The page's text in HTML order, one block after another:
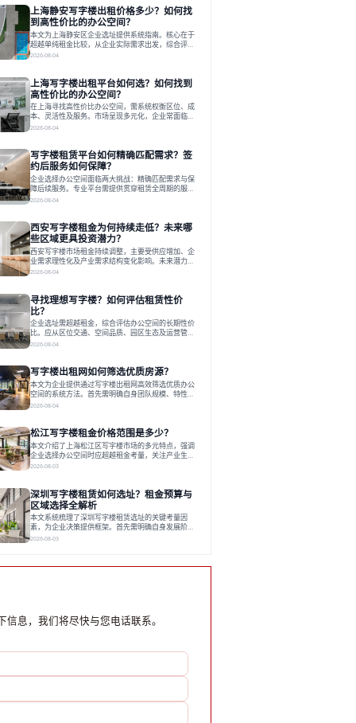
上海静安写字楼出租价格多少？如何找
到高性价比的办公空间？
本文为上海静安区企业选址提供系统指南。核心在于
超越单纯租金比较，从企业实际需求出发，综合评估
交通、硬件、空间弹性、配套服务及产业生态等多维
升性价比，并通过不同规模企业的实际案例加以说
明。之后指出，专业运营服务商提供的稳定环境、社
群活动与产业集聚等增值服务，是很大化空间价值、
助力企业成长的关键。对于许多在
2026-08-04
上海写字楼出租平台如何选？如何找到
高性价比的办公空间？
在上海寻找高性价比办公空间，需系统权衡区位、成
本、灵活性及服务。市场呈现多元化，企业常面临租
赁流程复杂、隐性成本高等挑战。选择平台时，应评
区、灵活产品和丰富配套，满足不同企业需求。企业
应明确自身需求，实地考察，选择能支持长期发展、
提升竞争力的办公空间。在上海寻找合适的办公空
间，对于企业行政负责人、中小企业主
2026-08-04
写字楼租赁平台如何精确匹配需求？签
约后服务如何保障？
企业选择办公空间面临两大挑战：精确匹配需求与保
障后续服务。专业平台需提供贯穿租赁全周期的服
务，将企业从非核心事务中解放。精确匹配需结合企
的全周期保障体系。德必集团通过标准化服务与个性
化运营结合，以全国布局和产业生态圈为企业提供稳
定支持，体现了从信息撮合到深度服务的能力转变。
在为企业寻找办公空间的过程中，
2026-08-04
西安写字楼租金为何持续走低？未来哪
些区域更具投资潜力？
西安写字楼市场租金持续调整，主要受供应增加、企
业需求理性化及产业需求结构变化影响。未来潜力区
域集中在产业集聚、交利及城市更新地带，如高新区
运营方通过空间优化与社群服务，助力企业成长，推
动市场向多元化、高性价比方向发展。近年来，西安
写字楼市场呈现出租金持续调整的态势，这一现象引
发了的广泛关注。作为西部重要
2026-08-04
寻找理想写字楼？如何评估租赁性价
比？
企业选址需超越租金，综合评估办公空间的长期性价
比。应从区位交通、空间品质、园区生态及运营管理
四个核心维度权衡财务支出与长期价值回报。理想的
衡。对于许多正在成长或寻求稳定发展的企业而言，
寻找一处合适的办公空间是一项至关重要的决策。这
不仅关系到团队的日常工作效率与协作氛围，更直接
影响着企业的品牌形象、运营成本
2026-08-04
写字楼出租网如何筛选优质房源？
本文为企业提供通过写字楼出租网高效筛选优质办公
空间的系统方法。首先需明确自身团队规模、特性、
预算等核心需求。线上筛选时，应深入解读房源参
背景与持续服务能力。完成线上初选后，必须进行线
下实地验证，核对空间实景、测试设施、感受园区氛
围并确认合同条款，从而做出精确决策。在数字化时
代，写字楼出租网已成为企业寻找
2026-08-04
松江写字楼租金价格范围是多少？
本文介绍了上海松江区写字楼市场的多元特点，强调
企业选择办公空间时应超越租金考量，关注产业生态
与综合服务。文章分析了市场概况、影响空间价值的
建服务生态助力企业成长，建议企业系统评估需求与
长期价值，选择匹配的发展载体。对于许多寻求在上
海松江区设立或扩展办公空间的企业而言，了解该区
域的写字楼市场概况是决策的首先
2026-08-03
深圳写字楼租赁如何选址？租金预算与
区域选择全解析
本文系统梳理了深圳写字楼租赁选址的关键考量因
素，为企业决策提供框架。首先需明确自身发展阶
段、团队规模和文化特质等核心需求。深圳多中心商
业园注重生态与社群，适合文创、科技类企业。评估
2026-08-03
信息，我们将尽快与您电话联系。